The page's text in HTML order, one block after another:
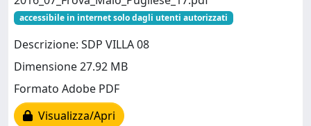
accessibile in internet solo dagli utenti autorizzati
Descrizione: SDP VILLA 08
Dimensione 27.92 MB
Formato Adobe PDF
Visualizza/Apri